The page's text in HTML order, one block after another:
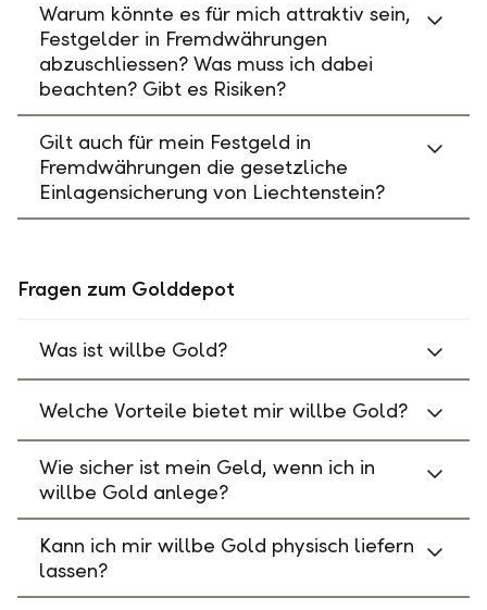
Warum könnte es für mich attraktiv sein,
Festgelder in Fremdwährungen
abzuschliessen? Was muss ich dabei
beachten? Gibt es Risiken?
Gilt auch für mein Festgeld in
Fremdwährungen die gesetzliche
Einlagensicherung von Liechtenstein?
Fragen zum Golddepot
Was ist willbe Gold?
Welche Vorteile bietet mir willbe Gold?
Wie sicher ist mein Geld, wenn ich in
willbe Gold anlege?
Kann ich mir willbe Gold physisch liefern
lassen?